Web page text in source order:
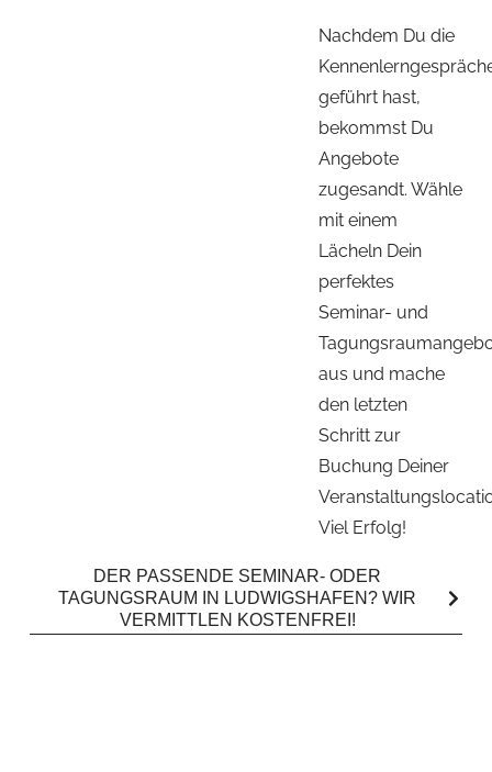
Nachdem Du die
geführt hast,
bekommst Du
Angebote
zugesandt. Wähle
mit einem
Lächeln Dein
perfektes
Seminar- und
aus und mache
den letzten
Schritt zur
Buchung Deiner
Viel Erfolg!
DER PASSENDE SEMINAR- ODER
TAGUNGSRAUM IN LUDWIGSHAFEN? WIR
VERMITTLEN KOSTENFREI!